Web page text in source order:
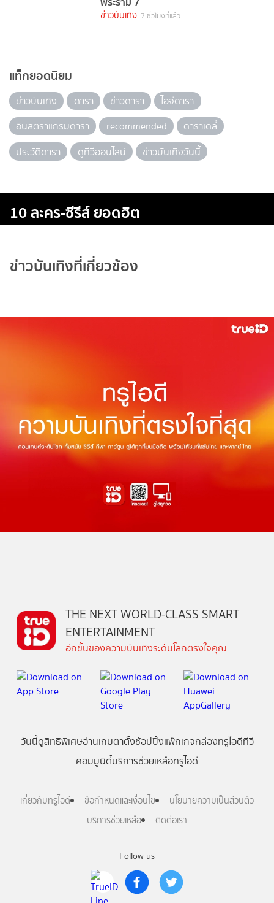
ข่าวบันเทิง 7 ชั่วโมงที่แล้ว
แท็กยอดนิยม
ข่าวบันเทิง ดารา ข่าวดารา
ไอจีดารา
อินสตราแกรมดารา
recommended
ดาราเดลี่
ประวัติดารา
ดูทีวีออนไลน์ ข่าวบันเทิงวันนี้
10 ละคร-ซีรีส์ ยอดฮิต
ข่าวบันเทิงที่เกี่ยวข้อง
Follow us
THE NEXT WORLD-CLASS SMART
ENTERTAINMENT
อีกขั้นของความบันเทิงระดับโลกตรงใจคุณ
วันนี้ดูสิทธิพิเศษอ่านเกมตาตั้งช้อปปิ้งแพ็กเกจกล่องทรูไอดีทีวี
คอมมูนิตี้บริการช่วยเหลือทรูไอดี
เกี่ยวกับทรูไอดี ข้อกำหนดและเงื่อนไข
นโยบายความเป็นส่วนตัว
บริการช่วยเหลือ
ติดต่อเรา